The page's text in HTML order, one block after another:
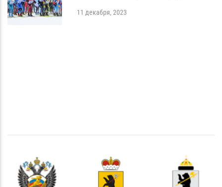
11 декабря, 2023